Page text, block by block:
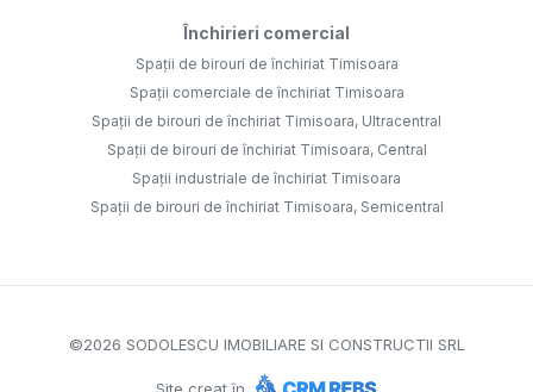
Închirieri comercial
Spații de birouri de închiriat Timisoara
Spații comerciale de închiriat Timisoara
Spații de birouri de închiriat Timisoara, Ultracentral
Spații de birouri de închiriat Timisoara, Central
Spații industriale de închiriat Timisoara
Spații de birouri de închiriat Timisoara, Semicentral
©2026 SODOLESCU IMOBILIARE SI CONSTRUCTII SRL